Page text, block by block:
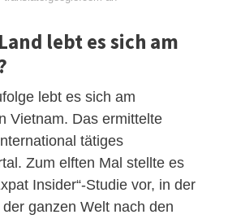
lebt es sich am
lebt es sich am
Vietnam. Das ermittelte
tätiges
Zum elften Mal stellte es
Insider“-Studie vor, in der
ganzen Welt nach den